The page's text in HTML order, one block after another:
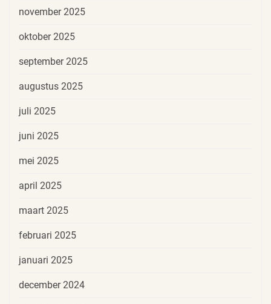
november 2025
oktober 2025
september 2025
augustus 2025
juli 2025
juni 2025
mei 2025
april 2025
maart 2025
februari 2025
januari 2025
december 2024